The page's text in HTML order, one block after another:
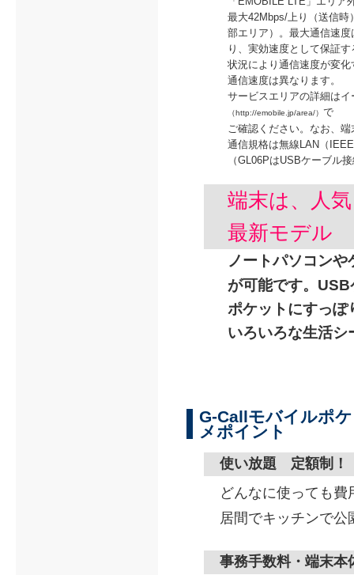
最大42Mbps/上り（送信時
部エリア）。最大通信速
り、実効速度として保証
状況により通信速度が変
通信速度は異なります。
サービスエリアの詳細は
（http://emobile.jp/area/） で
ご確認ください。なお、
通信規格は無線LAN（
（GL06PはUSBケーブル
端末は、人
最新モデル
ノートパソコン
が可能です。
ポケットにすっぽ
いろいろな生活シ
G-Callモバイルポ
メポイント
使い放題 定額制！
どんなに使っても
居間でキッチンで
事務手数料・端末本